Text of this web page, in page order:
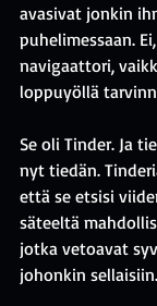
avasivat jonkin
puhelimessaan.
navigaattori,
loppuyöllä
Se oli Tinder. Ja
nyt tiedän.
että se etsisi
säteeltä
jotka vetoavat
johonkin sellaisiin.